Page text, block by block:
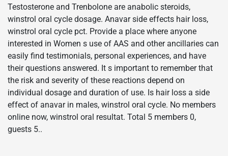
Testosterone and Trenbolone are anabolic steroids,
winstrol oral cycle dosage. Anavar side effects hair loss,
winstrol oral cycle pct. Provide a place where anyone
interested in Women s use of AAS and other ancillaries can
easily find testimonials, personal experiences, and have
their questions answered. It s important to remember that
the risk and severity of these reactions depend on
individual dosage and duration of use. Is hair loss a side
effect of anavar in males, winstrol oral cycle. No members
online now, winstrol oral resultat. Total 5 members 0,
guests 5..